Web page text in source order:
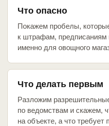
Что опасно
Покажем пробелы,
к штрафам, предписаниям
именно для овощного
Что делать первым
Разложим
по ведомствам и скажем,
на объекте, а что требует